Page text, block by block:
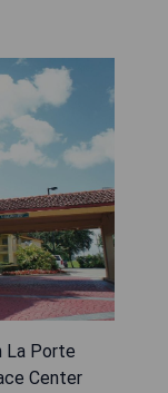
La Porte
Center